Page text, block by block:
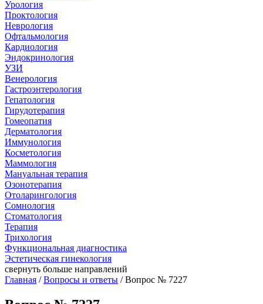
Урология
Проктология
Неврология
Офтальмология
Кардиология
Эндокринология
УЗИ
Венерология
Гастроэнтерология
Гепатология
Гирудотерапия
Гомеопатия
Дерматология
Иммунология
Косметология
Маммология
Мануальная терапия
Озонотерапия
Отоларингология
Сомнология
Стоматология
Терапия
Трихология
Функциональная диагностика
Эстетическая гинекология
свернуть больше направлений
Главная /Вопросы и ответы / Вопрос № 7227